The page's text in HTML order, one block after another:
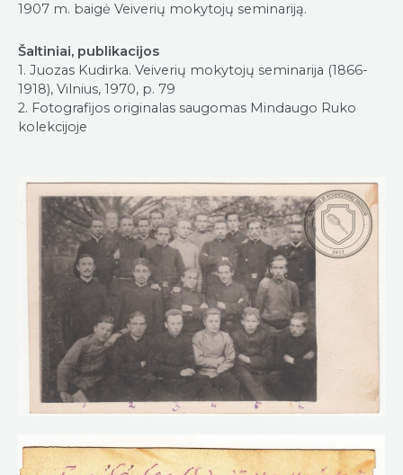
1907 m. baigė Veiverių mokytojų seminariją.
Šaltiniai, publikacijos
1. Juozas Kudirka. Veiverių mokytojų seminarija (1866-
1918), Vilnius, 1970, p. 79
2. Fotografijos originalas saugomas Mindaugo Ruko
kolekcijoje